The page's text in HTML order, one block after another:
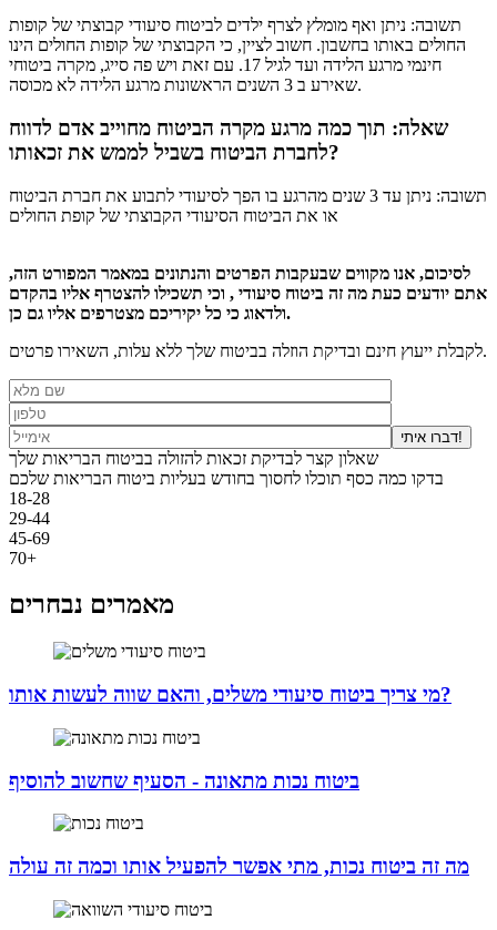
תשובה: ניתן ואף מומלץ לצרף ילדים לביטוח סיעודי קבוצתי של קופות
החולים באותו בחשבון. חשוב לציין, כי הקבוצתי של קופות החולים הינו
חינמי מרגע הלידה ועד לגיל 17. עם זאת ויש פה סייג, מקרה ביטוחי
שאירע ב 3 השנים הראשונות מרגע הלידה לא מכוסה.
שאלה: תוך כמה מרגע מקרה הביטוח מחוייב אדם לדווח
לחברת הביטוח בשביל לממש את זכאותו?
תשובה: ניתן עד 3 שנים מהרגע בו הפך לסיעודי לתבוע את חברת הביטוח
לסיכום, אנו מקווים שבעקבות הפרטים והנתונים במאמר המפורט הזה,
אתם יודעים כעת מה זה ביטוח סיעודי , וכי תשכילו להצטרף אליו בהקדם
ולדאוג כי כל יקיריכם מצטרפים אליו גם כן.
לקבלת ייעוץ חינם ובדיקת הוזלה בביטוח שלך ללא עלות, השאירו פרטים.
דברו איתי!
שאלון קצר לבדיקת זכאות להזולה בביטוח הבריאות שלך
בדקו כמה כסף תוכלו לחסוך בחודש בעליות ביטוח הבריאות שלכם
18-28
29-44
45-69
70+
מאמרים נבחרים
מי צריך ביטוח סיעודי משלים, והאם שווה לעשות אותו?
ביטוח נכות מתאונה - הסעיף שחשוב להוסיף
מה זה ביטוח נכות, מתי אפשר להפעיל אותו וכמה זה עולה